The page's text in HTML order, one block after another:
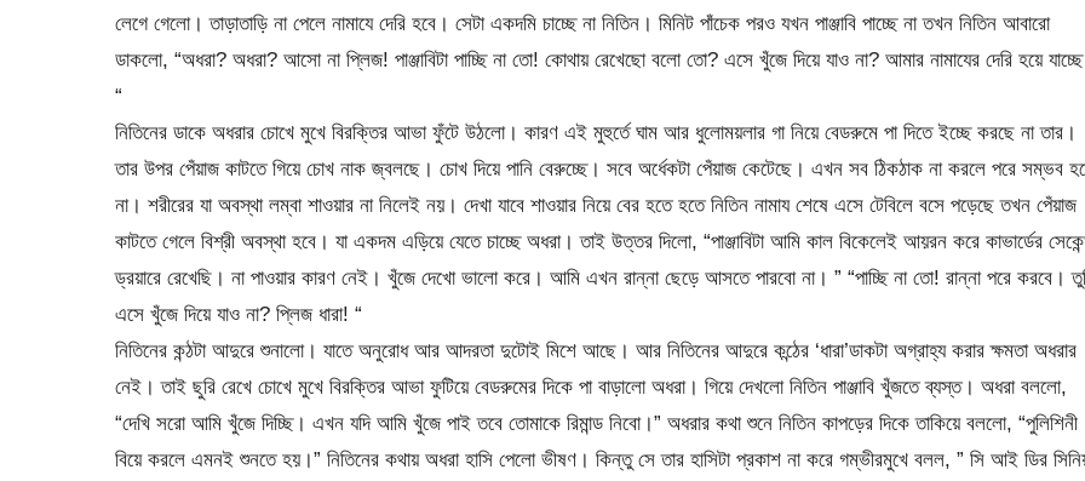
লেগে গেলো। তাড়াতাড়ি না পেলে নামাযে দেরি হবে। সেটা একদমি চাচ্ছে না নিতিন। মিনিট পাঁচেক পরও যখন পাঞ্জাবি পাচ্ছে না তখন নিতিন আবারো
ডাকলো, “অধরা? অধরা? আসো না প্লিজ! পাঞ্জাবিটা পাচ্ছি না তো! কোথায় রেখেছো বলো তো? এসে খুঁজে দিয়ে যাও না? আমার নামাযের দেরি হয়ে
“
নিতিনের ডাকে অধরার চোখে মুখে বিরক্তির আভা ফুঁটে উঠলো। কারণ এই মুহুর্তে ঘাম আর ধুলোময়লার গা নিয়ে বেডরুমে পা দিতে ইচ্ছে করছে না তার।
তার উপর পেঁয়াজ কাটতে গিয়ে চোখ নাক জ্বলছে। চোখ দিয়ে পানি বেরুচ্ছে। সবে অর্ধেকটা পেঁয়াজ কেটেছে। এখন সব ঠিকঠাক না করলে পরে সম্ভব
না। শরীরের যা অবস্থা লম্বা শাওয়ার না নিলেই নয়। দেখা যাবে শাওয়ার নিয়ে বের হতে হতে নিতিন নামায শেষে এসে টেবিলে বসে পড়েছে তখন পেঁয়াজ
কাটতে গেলে বিশ্রী অবস্থা হবে। যা একদম এড়িয়ে যেতে চাচ্ছে অধরা। তাই উত্তর দিলো, “পাঞ্জাবিটা আমি কাল বিকেলেই আয়রন করে কাভার্ডের
ড্রয়ারে রেখেছি। না পাওয়ার কারণ নেই। খুঁজে দেখো ভালো করে। আমি এখন রান্না ছেড়ে আসতে পারবো না। ” “পাচ্ছি না তো! রান্না পরে করবে।
এসে খুঁজে দিয়ে যাও না? প্লিজ ধারা! “
নিতিনের কন্ঠটা আদুরে শুনালো। যাতে অনুরোধ আর আদরতা দুটোই মিশে আছে। আর নিতিনের আদুরে কন্ঠের ‘ধারা’ডাকটা অগ্রাহ্য করার ক্ষমতা অধরার
নেই। তাই ছুরি রেখে চোখে মুখে বিরক্তির আভা ফুটিয়ে বেডরুমের দিকে পা বাড়ালো অধরা। গিয়ে দেখলো নিতিন পাঞ্জাবি খুঁজতে ব্যস্ত। অধরা বললো,
“দেখি সরো আমি খুঁজে দিচ্ছি। এখন যদি আমি খুঁজে পাই তবে তোমাকে রিমান্ড নিবো।” অধরার কথা শুনে নিতিন কাপড়ের দিকে তাকিয়ে বললো, “পুলিশিনী
বিয়ে করলে এমনই শুনতে হয়।” নিতিনের কথায় অধরা হাসি পেলো ভীষণ। কিন্তু সে তার হাসিটা প্রকাশ না করে গম্ভীরমুখে বলল, ” সি আই ডির